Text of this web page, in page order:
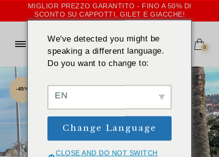
MIGLIOR PREZZO GARANTITO - FINO A 50% DI
SCONTO SU CAPPOTTI, GILET E GIACCHE!
0
-45%
We've detected you might be
speaking a different language.
Do you want to change to:
EN
Change Language
CLOSE AND DO NOT SWITCH